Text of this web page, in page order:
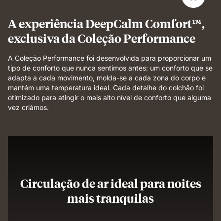
A experiência DeepCalm Comfort™,
exclusiva da Coleção Performance
A Coleção Performance foi desenvolvida para proporcionar um
tipo de conforto que nunca sentimos antes: um conforto que se
adapta a cada movimento, molda-se a cada zona do corpo e
mantém uma temperatura ideal. Cada detalhe do colchão foi
otimizado para atingir o mais alto nível de conforto que alguma
vez criámos.
Circulação de ar ideal para noites
mais tranquilas